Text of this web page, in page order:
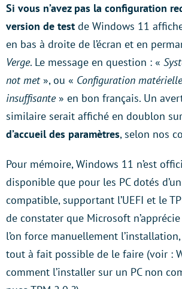
Si vous n’avez pas la configuration
version de test de Windows 11
en bas à droite de l’écran et en
Verge. Le message en question : «
not met», ou « Configuration
insuffisante » en bon français. Un
similaire serait affiché en doublon sur
d’accueil des paramètres, selon nos
Pour mémoire, Windows 11 n’est
disponible que pour les PC dotés
compatible, supportant l’UEFI et le
de constater que Microsoft
l’on force manuellement l’installation,
tout à fait possible de le faire (voir :
comment l’installer sur un PC non